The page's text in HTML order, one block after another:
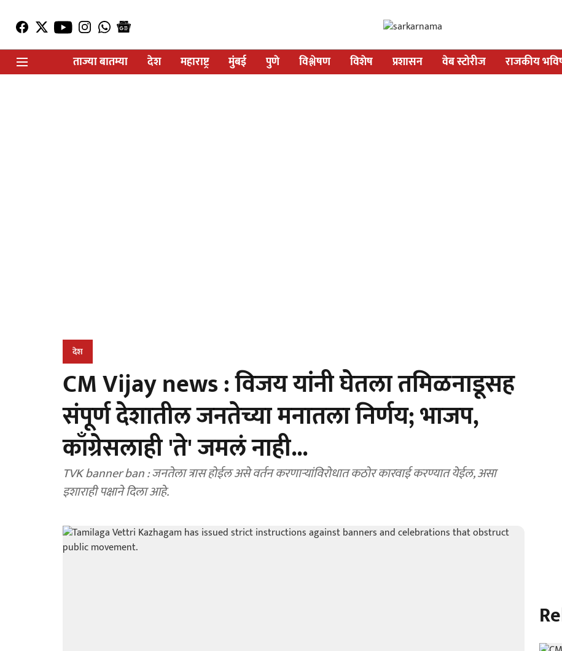
ताज्या बातम्या
देश महाराष्ट्र मुंबई पुणे विश्लेषण विशेष प्रशासन वेब स्टोरीज राजकीय
देश
CM Vijay news : विजय यांनी घेतला तमिळनाडूसह
संपूर्ण देशातील जनतेच्या मनातला निर्णय; भाजप,
काँग्रेसलाही 'ते' जमलं नाही...
TVK banner ban : जनतेला त्रास होईल असे वर्तन करणाऱ्यांविरोधात कठोर कारवाई करण्यात येईल, असा
इशाराही पक्षाने दिला आहे.